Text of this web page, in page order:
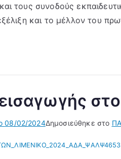
τους συνοδούς
και το μέλλον του
στο
08/02/2024Δημοσιεύθηκε στο